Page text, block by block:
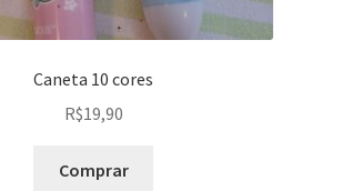
Caneta 10 cores
R$19,90
Comprar